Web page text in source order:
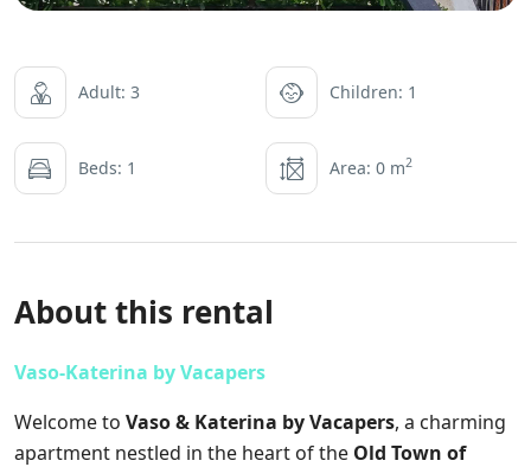
Adult: 3 Children: 1
Beds: 1 Area: 0 m2
About this rental
Vaso-Katerina by Vacapers
Welcome to Vaso & Katerina by Vacapers, a charming
apartment nestled in the heart of the Old Town of